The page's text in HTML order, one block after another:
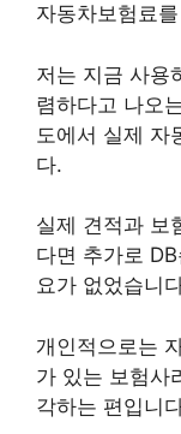
자동차보험료
저는 지금 사용
렴하다고 나오
도에서 실제 자
다.
실제 견적과 보
다면 추가로
요가 없었습니
개인적으로는
가 있는 보험사
각하는 편입니